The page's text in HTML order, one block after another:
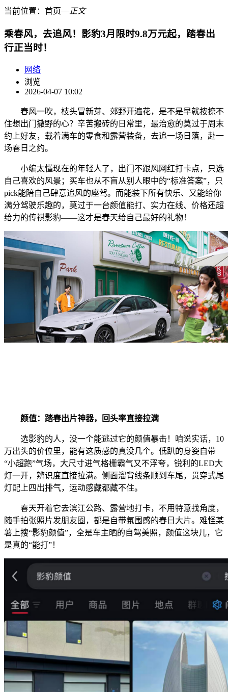
当前位置： 首页―正文
乘春风，去追风！影豹3月限时9.8万元起，踏春出
行正当时！
网络
浏览
2026-04-07 10:02
春风一吹，枝头冒新芽、郊野开遍花，是不是早就按捺不
住想出门撒野的心？辛苦搬砖的日常里，最治愈的莫过于周末
约上好友，载着满车的零食和露营装备，去追一场日落，赴一
场春日之约。
小编太懂现在的年轻人了，出门不跟风网红打卡点，只选
自己喜欢的风景；买车也从不盲从别人眼中的“标准答案”，只
pick能陪自己肆意追风的座驾。而能装下所有快乐、又能给你
满分驾驶乐趣的，莫过于一台颜值能打、实力在线、价格还超
给力的传祺影豹——这才是春天给自己最好的礼物！
颜值：踏春出片神器，回头率直接拉满
选影豹的人，没一个能逃过它的颜值暴击！咱说实话，10
万出头的价位里，能有这质感的真没几个。低趴的身姿自带
“小超跑”气场，大尺寸进气格栅霸气又不浮夸，锐利的LED大
灯一开，辨识度直接拉满。侧面溜背线条顺到车尾，贯穿式尾
灯配上四出排气，运动感藏都藏不住。
春天开着它去滨江公路、露营地打卡，不用特意找角度，
随手拍张照片发朋友圈，都是自带氛围感的春日大片。难怪某
薯上搜“影豹颜值”，全是车主晒的自驾美照，颜值这块儿，它
是真的“能打”！